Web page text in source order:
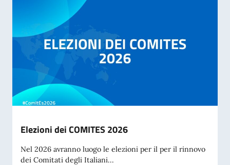
Elezioni dei COMITES 2026
Nel 2026 avranno luogo le elezioni per il per il rinnovo
dei Comitati degli Italiani...